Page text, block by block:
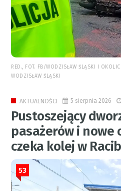
RED., FOT. FB/WODZISŁAW ŚLĄSKI I
WODZISŁAW ŚLĄSKI
AKTUALNOŚCI 5 sierpnia 2026
Pustoszejący
pasażerów i nowe
czeka kolej w
53